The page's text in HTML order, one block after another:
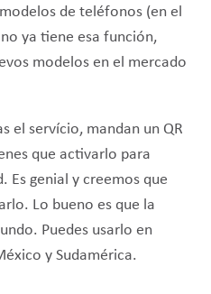
de teléfonos (en el
ya tiene esa función,
modelos en el mercado
el servício, mandan un QR
que activarlo para
Es genial y creemos que
Lo bueno es que la
Puedes usarlo en
y Sudamérica.